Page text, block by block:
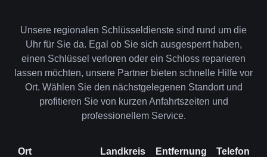
Unsere regionalen Schlüsseldienste sind rund um die
Uhr für Sie da. Egal ob Sie sich ausgesperrt haben,
einen Schlüssel verloren oder ein Schloss reparieren
lassen möchten, unsere Partner bieten schnelle Hilfe vor
Ort. Wählen Sie den nächstgelegenen Standort und
profitieren Sie von kurzen Anfahrtszeiten und
professionellem Service.
Ort Landkreis Entfernung
Telefon